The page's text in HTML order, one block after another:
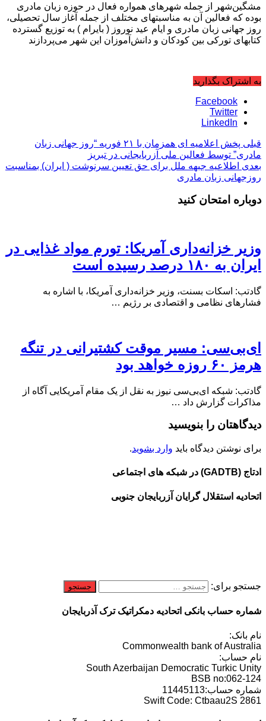
مشگین‌شهر از جمله شهرهای همواره فعال در حوزه زبان مادری
بوده که فعالین آن به مناسبتهای مختلف از جمله آغاز سال تحصیلی،
روز جهانی زبان مادری و ایام عید نوروز ( بایرام ) به توزیع گسترده
کتابهای تورکی بین کودکان و دانش‌آموزان این شهر می‌پردازند
به اشتراک بگذارید
Facebook
Twitter
LinkedIn
قبلی
پخش اعلامیه ای همزمان با ۲۱ فوریه “روز جهانی زبان
مادری” توسط فعالین ملی آزربایجانی در تبریز
بعدی اطلاعیه جبهه ملل برای حق تعیین سرنوشت ( ایران) بمناسبت
روزجهانی زبان مادری
دوباره امتحان کنید
وزیر خزانه‌داری آمریکا: تورم مواد غذایی در
ایران به ۱۸۰ درصد رسیده است
گادتب: اسکات بسنت، وزیر خزانه‌داری آمریکا، با اشاره به
فشارهای نظامی و اقتصادی بر رژیم …
ای‌بی‌سی: مسیر موقت کشتیرانی در تنگه
هرمز ۶۰ روزه خواهد بود
گادتب: شبکه ای‌بی‌سی نیوز به نقل از یک مقام آمریکایی آگاه از
مذاکرات گزارش داد …
دیدگاهتان را بنویسید
برای نوشتن دیدگاه باید وارد بشوید.
ادتاج (GADTB) در شبکه های اجتماعی
اتحادیه استقلال گرایان آزربایجان جنوبی
جستجو برای:
شماره حساب بانکی اتحادیه دمکراتیک ترک آذربایجان
نام بانک:
Commonwealth bank of Australia
نام حساب:
South Azerbaijan Democratic Turkic Unity
BSB no:062-124
شماره حساب:11445113
Swift Code: Ctbaau2S 2861